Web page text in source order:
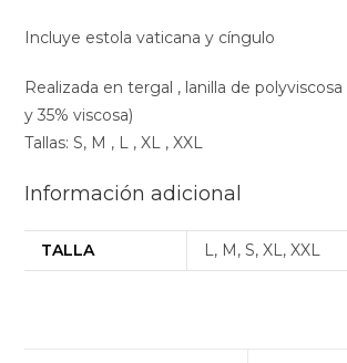
Incluye estola vaticana y cíngulo
Realizada en tergal , lanilla de
y 35% viscosa)
Tallas: S, M , L , XL , XXL
Información adicional
TALLA L, M, S, XL, XXL